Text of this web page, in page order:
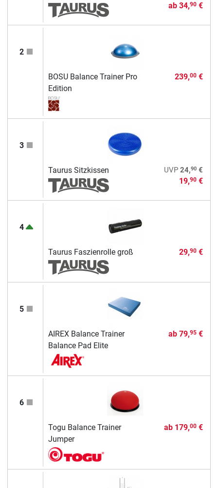
ab 34,90€
2
BOSU Balance Trainer Pro
Edition
239,00€
3
Taurus Sitzkissen UVP 24,90€
19,90€
4
Taurus Faszienrolle groß 29,90€
5
AIREX Balance Trainer
Balance Pad Elite
ab 79,95€
6
Togu Balance Trainer
Jumper
ab 179,00€